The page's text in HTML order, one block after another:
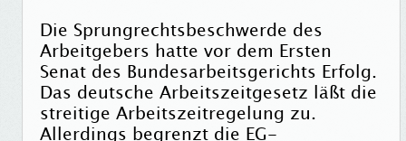
Die Sprungrechtsbeschwerde des
Arbeitgebers hatte vor dem Ersten
Senat des Bundesarbeitsgerichts Erfolg.
Das deutsche Arbeitszeitgesetz läßt die
streitige Arbeitszeitregelung zu.
Allerdings begrenzt die EG-